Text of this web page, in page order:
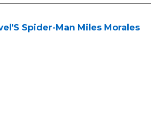
Spider-Man Miles Morales